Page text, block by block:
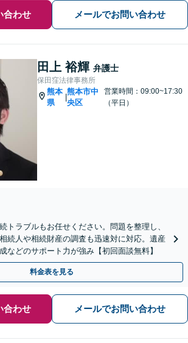
合わせ メールでお問い合わせ
田上 裕輝 弁護士
保田窪法律事務所
熊本
県
熊本市中
央区
営業時間：09:00~17:30
（平日）
トラブルもお任せください。問題を整理し、
続人や相続財産の調査も迅速対に対応。遺産
などのサポート力が強み【初回面談無料】
料金表を見る
合わせ メールでお問い合わせ